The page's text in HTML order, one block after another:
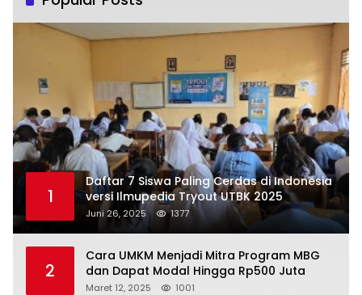
1
Daftar 7 Siswa Paling Cerdas di Indonesia
versi Ilmupedia Tryout UTBK 2025
Juni 26, 2025 1377
2
Cara UMKM Menjadi Mitra Program MBG
dan Dapat Modal Hingga Rp500 Juta
Maret 12, 2025 1001